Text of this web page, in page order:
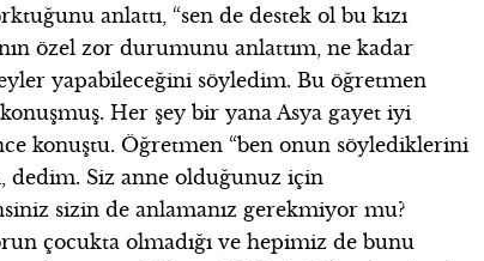
anlattı, “sen de destek ol bu kızı
özel zor durumunu anlattım, ne kadar
yapabileceğini söyledim. Bu öğretmen
Her şey bir yana Asya gayet iyi
konuştu. Öğretmen “ben onun söylediklerini
dedim. Siz anne olduğunuz için
sizin de anlamanız gerekmiyor mu?
çocukta olmadığı ve hepimiz de bunu